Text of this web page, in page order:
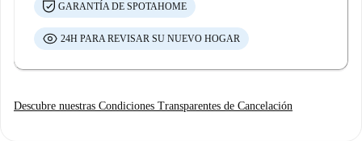
GARANTÍA DE SPOTAHOME
24H PARA REVISAR SU NUEVO HOGAR
Descubre nuestras Condiciones Transparentes de Cancelación